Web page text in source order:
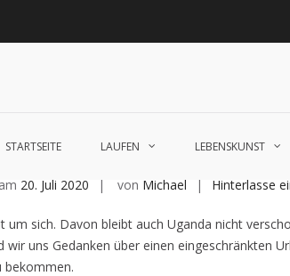
STARTSEITE LAUFEN LEBENSKUNST
Aufruf – Kalangala e.V.
20. Juli 2020 von Michael Hinterlasse
um sich. Davon bleibt auch Uganda nicht
wir uns Gedanken über einen eingeschränkten
bekommen.